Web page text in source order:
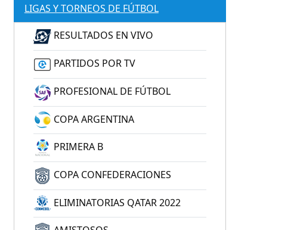
LIGAS Y TORNEOS DE FÚTBOL
RESULTADOS EN VIVO
PARTIDOS POR TV
PROFESIONAL DE FÚTBOL
COPA ARGENTINA
PRIMERA B
COPA CONFEDERACIONES
ELIMINATORIAS QATAR 2022